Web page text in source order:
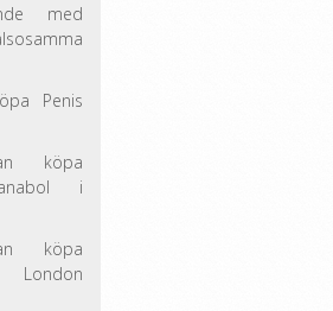
med
Penis
köpa
i
köpa